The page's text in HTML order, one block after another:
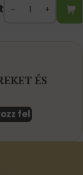
ÉS
fel